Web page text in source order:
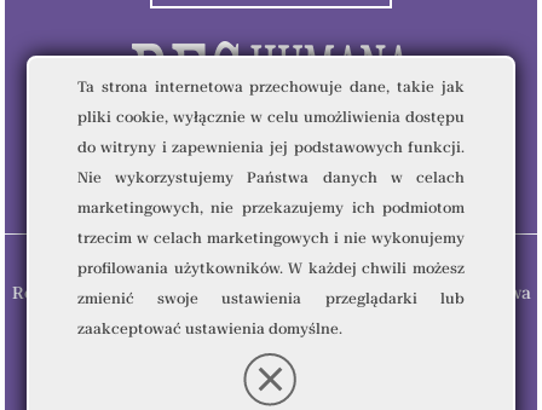
Res Humana & Quality Writing Sp. z o.o © 2023 - Wszelkie prawa
Ta strona internetowa przechowuje dane, takie jak
pliki cookie, wyłącznie w celu umożliwienia dostępu
do witryny i zapewnienia jej podstawowych funkcji.
Nie wykorzystujemy Państwa danych w celach
marketingowych, nie przekazujemy ich podmiotom
trzecim w celach marketingowych i nie wykonujemy
profilowania użytkowników. W każdej chwili możesz
zmienić swoje ustawienia przeglądarki lub
zaakceptować ustawienia domyślne.